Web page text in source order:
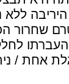
ללא
שחרור
אחת /